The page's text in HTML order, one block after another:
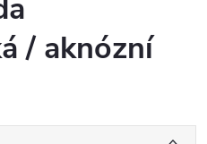
/ aknózní